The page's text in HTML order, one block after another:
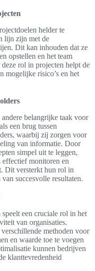
helder te
lijn zijn met de
Dit kan inhouden dat ze
opstellen en het team
rol in projecten helpt de
mogelijke risico’s en het
belangrijke taak voor
een brug tussen
waarbij zij zorgen voor
van informatie. Door
simpel uit te leggen,
monitoren en
Dit versterkt hun rol in
succesvolle resultaten.
een cruciale rol in het
van organisaties.
methoden voor
en waarde toe te voegen
kunnen bedrijven
klanttevredenheid